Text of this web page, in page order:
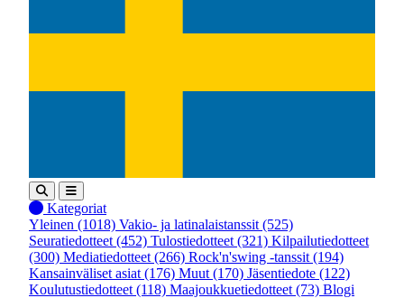
Kategoriat
Yleinen (1018) Vakio- ja latinalaistanssit (525)
Seuratiedotteet (452) Tulostiedotteet (321) Kilpailutiedotteet
(300) Mediatiedotteet (266) Rock'n'swing -tanssit (194)
Kansainväliset asiat (176) Muut (170) Jäsentiedote (122)
Koulutustiedotteet (118) Maajoukkuetiedotteet (73) Blogi